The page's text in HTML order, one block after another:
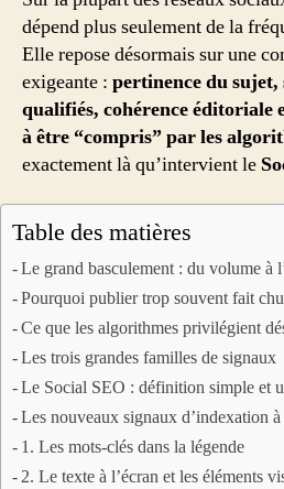
dépend plus seulement de la
Elle repose désormais sur une
exigeante : pertinence du sujet,
qualifiés, cohérence éditoriale
à être “compris” par les
exactement là qu’intervient le
Table des matières
Le grand basculement : du volume à
Pourquoi publier trop souvent fait
Ce que les algorithmes privilégient
Les trois grandes familles de signaux
Le Social SEO : définition simple et
Les nouveaux signaux d’indexation
1. Les mots-clés dans la légende
2. Le texte à l’écran et les éléments